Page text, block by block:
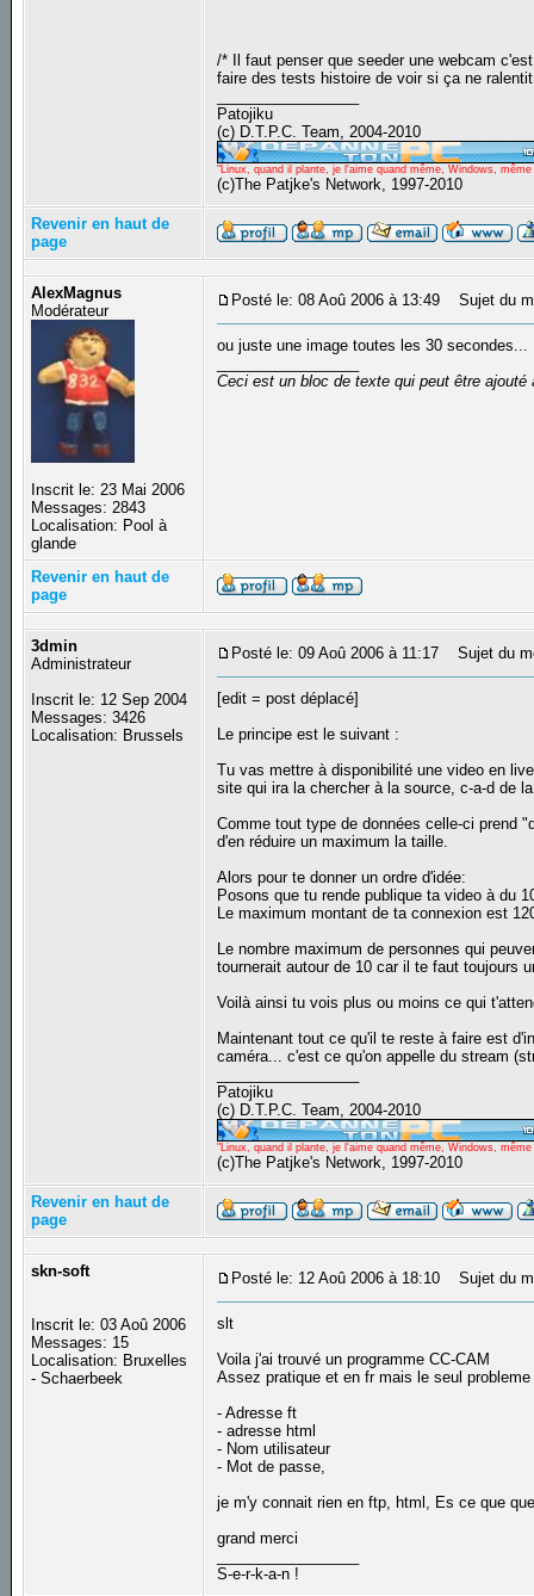
/* Il faut penser que seeder une webcam
faire des tests histoire de voir si ça ne
Patojiku
(c) D.T.P.C. Team, 2004-2010
"Linux, quand il plante, je l'aime quand même, Windows,
(c)The Patjke's Network, 1997-2010
Revenir en haut de
page
AlexMagnus
Modérateur
Inscrit le: 23 Mai 2006
Messages: 2843
Localisation: Pool à
glande
Posté le: 08 Aoû 2006 à 13:49 Sujet du
ou juste une image toutes les 30
Ceci est un bloc de texte qui peut être
Revenir en haut de
page
3dmin
Administrateur
Inscrit le: 12 Sep 2004
Messages: 3426
Localisation: Brussels
Posté le: 09 Aoû 2006 à 11:17 Sujet du
[edit = post déplacé]
Le principe est le suivant :
Tu vas mettre à disponibilité une video en
site qui ira la chercher à la source, c-a-d de
Comme tout type de données celle-ci prend
d'en réduire un maximum la taille.
Alors pour te donner un ordre d'idée:
Posons que tu rende publique ta video à du
Le maximum montant de ta connexion est
Le nombre maximum de personnes qui
tournerait autour de 10 car il te faut toujours
Voilà ainsi tu vois plus ou moins ce qui
Maintenant tout ce qu'il te reste à faire est
caméra... c'est ce qu'on appelle du stream
Patojiku
(c) D.T.P.C. Team, 2004-2010
"Linux, quand il plante, je l'aime quand même, Windows,
(c)The Patjke's Network, 1997-2010
Revenir en haut de
page
skn-soft
Inscrit le: 03 Aoû 2006
Messages: 15
Localisation: Bruxelles
- Schaerbeek
Posté le: 12 Aoû 2006 à 18:10 Sujet du
slt
Voila j'ai trouvé un programme CC-CAM
Assez pratique et en fr mais le seul
- Adresse ft
- adresse html
- Nom utilisateur
- Mot de passe,
je m'y connait rien en ftp, html, Es ce que
grand merci
S-e-r-k-a-n !